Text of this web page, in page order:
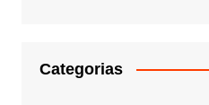
Categorias